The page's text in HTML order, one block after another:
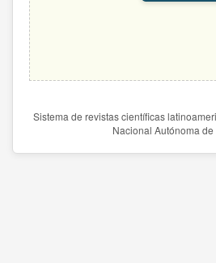
Sistema de revistas científicas
Nacional Autónoma de